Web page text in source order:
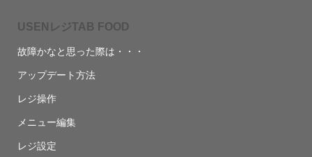
USENレジTAB FOOD
故障かなと思った際は・・・
アップデート方法
レジ操作
メニュー編集
レジ設定